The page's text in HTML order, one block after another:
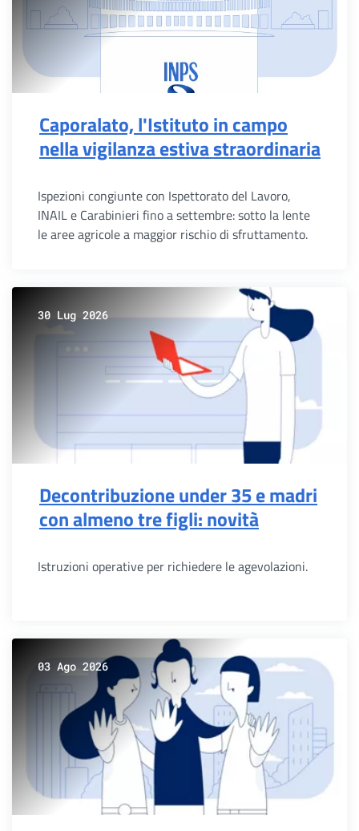
Caporalato, l'Istituto in campo
nella vigilanza estiva straordinaria
Ispezioni congiunte con Ispettorato del Lavoro,
INAIL e Carabinieri fino a settembre: sotto la lente
le aree agricole a maggior rischio di sfruttamento.
30 Lug 2026
Decontribuzione under 35 e madri
con almeno tre figli: novità
Istruzioni operative per richiedere le agevolazioni.
03 Ago 2026